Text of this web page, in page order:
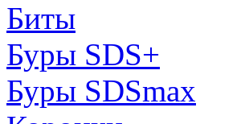
Биты
Буры SDS+
Буры SDSmax